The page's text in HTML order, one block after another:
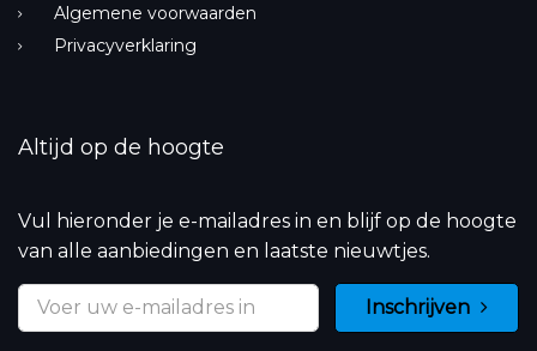
Algemene voorwaarden
Privacyverklaring
Altijd op de hoogte
Vul hieronder je e-mailadres in en blijf op de hoogte
van alle aanbiedingen en laatste nieuwtjes.
Inschrijven